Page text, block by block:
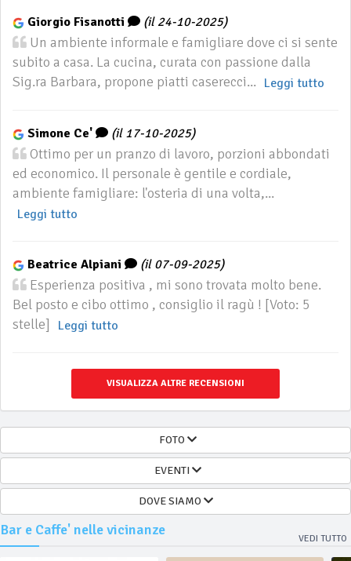
Giorgio Fisanotti (il 24-10-2025)
Un ambiente informale e famigliare dove ci si sente
subito a casa. La cucina, curata con passione dalla
Sig.ra Barbara, propone piatti caserecci... Leggi tutto
Simone Ce' (il 17-10-2025)
Ottimo per un pranzo di lavoro, porzioni abbondati
ed economico. Il personale è gentile e cordiale,
ambiente famigliare: l'osteria di una volta,...
Leggi tutto
Beatrice Alpiani (il 07-09-2025)
Esperienza positiva , mi sono trovata molto bene.
Bel posto e cibo ottimo , consiglio il ragù ! [Voto: 5
stelle]
Leggi tutto
VISUALIZZA ALTRE RECENSIONI
FOTO
EVENTI
DOVE SIAMO
Bar e Caffe' nelle vicinanze
VEDI TUTTO